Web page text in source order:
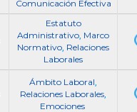
Comunicación Efectiva
Estatuto
Administrativo, Marco
Normativo, Relaciones
Laborales
Ámbito Laboral,
Relaciones Laborales,
Emociones